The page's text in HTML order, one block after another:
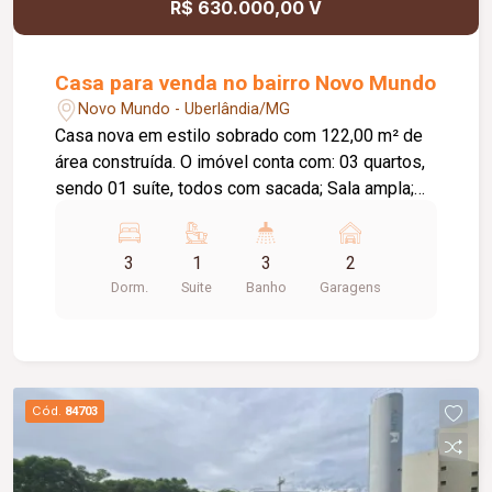
R$ 630.000,00 V
Casa para venda no bairro Novo Mundo
Novo Mundo - Uberlândia/MG
Casa nova em estilo sobrado com 122,00 m² de
área construída. O imóvel conta com: 03 quartos,
sendo 01 suíte, todos com sacada; Sala ampla;
Lavanderia independente; Depósito; Área
gourmet com churrasqueira revestida em
porcelanato; 03 vagas de garagem; Diferenciais:
123 cm; Rodapé embutido de 15 cm; Esquadrias
em alumínio; Forro de madeira nas sacadas;
Nichos nos banheiros com iluminação em LED;
Cubas esculpidas; Espelhos instalados nos
3
Dorm.
1
Suite
3
Banho
2
Garagens
Cód. 84703